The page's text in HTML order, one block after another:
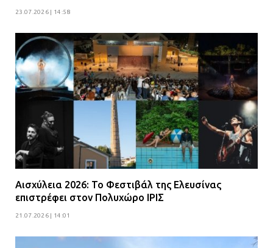
23.07.2026 | 14:58
Αισχύλεια 2026: Το Φεστιβάλ της Ελευσίνας
επιστρέφει στον Πολυχώρο ΙΡΙΣ
21.07.2026 | 14:01